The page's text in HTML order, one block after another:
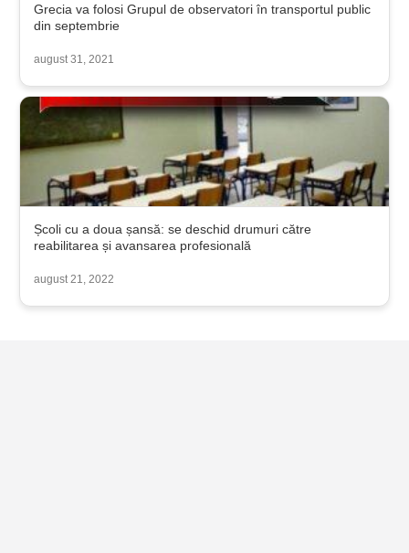
Grecia va folosi Grupul de observatori în transportul public
din septembrie
august 31, 2021
Școli cu a doua șansă: se deschid drumuri către
reabilitarea și avansarea profesională
august 21, 2022